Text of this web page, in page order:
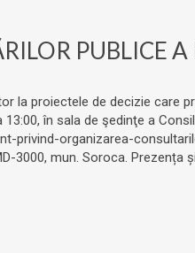
PUBLICE A
la proiectele de decizie care
în sala de şedinţe a
privind-organizarea-
3000, mun. Soroca.